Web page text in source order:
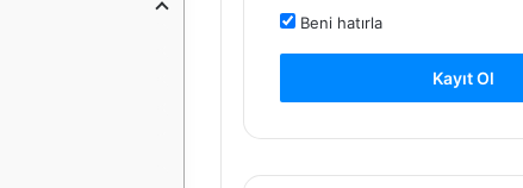
Beni hatırla
Kayıt Ol